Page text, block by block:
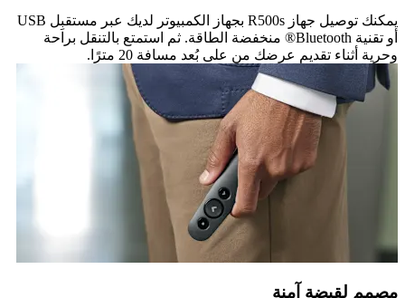
يمكنك توصيل جهاز R500s بجهاز الكمبيوتر لديك عبر مستقبِل USB
أو تقنية Bluetooth® منخفضة الطاقة. ثم استمتع بالتنقل براحة
وحرية أثناء تقديم عرضك من على بُعد مسافة 20 مترًا.
مصمم لقبضة آمنة